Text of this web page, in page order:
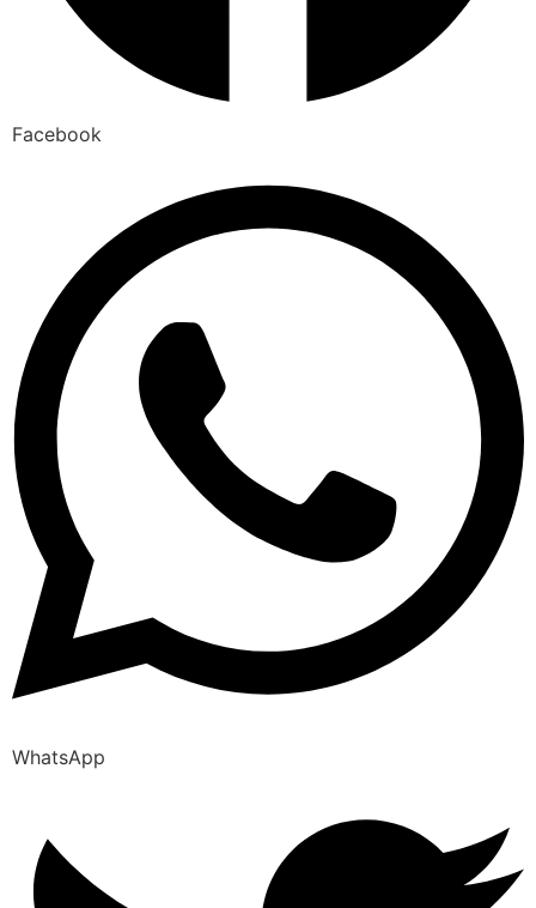
Facebook
WhatsApp